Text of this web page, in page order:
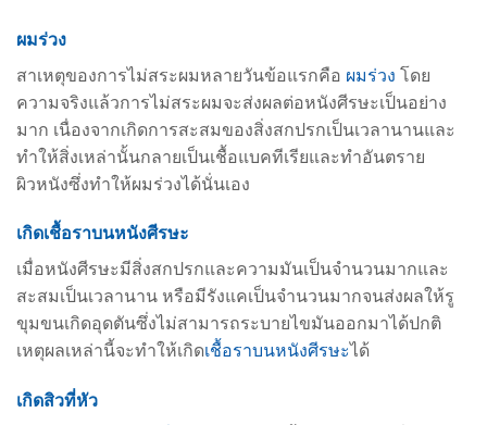
ผมร่วง
สาเหตุของการไม่สระผมหลายวันข้อแรกคือ ผมร่วง โดย
ความจริงแล้วการไม่สระผมจะส่งผลต่อหนังศีรษะเป็นอย่าง
มาก เนื่องจากเกิดการสะสมของสิ่งสกปรกเป็นเวลานานและ
ทำให้สิ่งเหล่านั้นกลายเป็นเชื้อแบคทีเรียและทำอันตราย
ผิวหนังซึ่งทำให้ผมร่วงได้นั่นเอง
เกิดเชื้อราบนหนังศีรษะ
เมื่อหนังศีรษะมีสิ่งสกปรกและความมันเป็นจำนวนมากและ
สะสมเป็นเวลานาน หรือมีรังแคเป็นจำนวนมากจนส่งผลให้รู
ขุมขนเกิดอุดตันซึ่งไม่สามารถระบายไขมันออกมาได้ปกติ
เหตุผลเหล่านี้จะทำให้เกิดเชื้อราบนหนังศีรษะได้
เกิดสิวที่หัว